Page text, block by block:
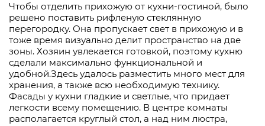
Чтобы отделить прихожую от кухни-гостиной, было
решено поставить рифленую стеклянную
перегородку. Она пропускает свет в прихожую и в
тоже время визуально делит пространство на две
зоны. Хозяин увлекается готовкой, поэтому кухню
сделали максимально функциональной и
удобной.Здесь удалось разместить много мест для
хранения, а также всю необходимую технику.
Фасады у кухни гладкие и светлые, что придает
легкости всему помещению. В центре комнаты
располагается круглый стол, а над ним люстра,